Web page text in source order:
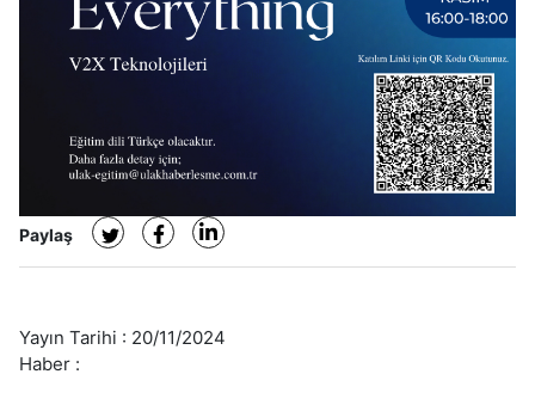
Paylaş
Yayın Tarihi : 20/11/2024
Haber :